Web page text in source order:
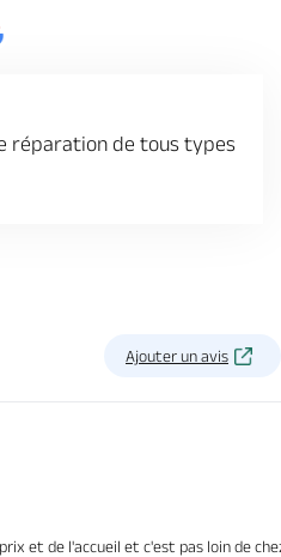
réparation de tous types
Ajouter un avis
et de l'accueil et c'est pas loin de